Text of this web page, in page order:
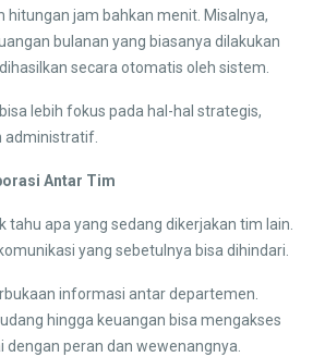
hitungan jam bahkan menit. Misalnya,
bulanan yang biasanya dilakukan
secara otomatis oleh sistem.
lebih fokus pada hal-hal strategis,
administratif.
Antar Tim
tahu apa yang sedang dikerjakan tim lain.
yang sebetulnya bisa dihindari.
informasi antar departemen.
hingga keuangan bisa mengakses
dengan peran dan wewenangnya.